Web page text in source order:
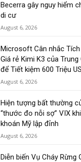
Becerra gây nguy hiểm
di cư
August 6, 2026
Microsoft Cân nhắc
Giá rẻ Kimi K3 của Trung
để Tiết kiệm 600 Triệu
August 6, 2026
Hiện tượng bất thường
“thước đo nỗi sợ” VIX
khoán Mỹ lập đỉnh
August 6, 2026
Diễn biến Vụ Cháy Rừng